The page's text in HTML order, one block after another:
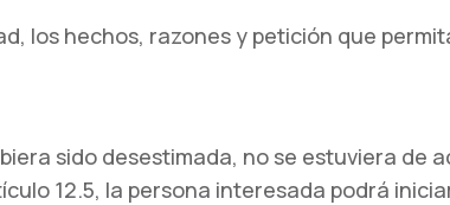
los hechos, razones y petición que
sido desestimada, no se estuviera de
12.5, la persona interesada podrá